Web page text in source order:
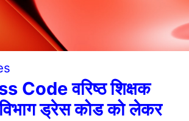
Code वरिष्ठ शिक्षक
ड्रेस कोड को लेकर